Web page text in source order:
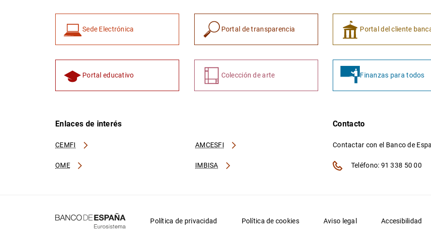
Sede Electrónica Portal de transparencia Portal del cliente
Portal educativo Colección de arte Finanzas para todos
Enlaces de interés
CEMFI AMCESFI
OME IMBISA
Contacto
Contactar con el Banco de
Teléfono: 91 338 50 00
Política de privacidad Política de cookies Aviso legal Accesibilidad